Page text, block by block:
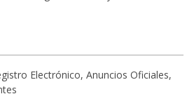
Electrónico, Anuncios Oficiales,